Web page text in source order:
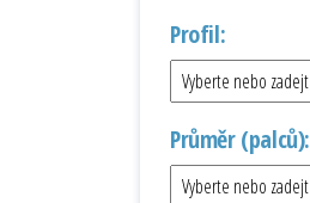
Profil:
Průměr (palců):